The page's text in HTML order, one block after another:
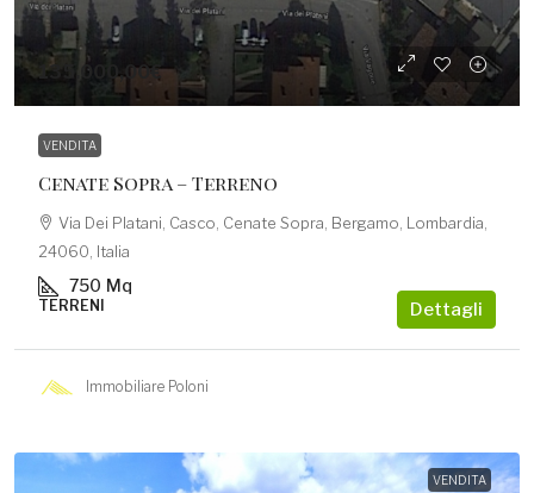
135.000,00€
VENDITA
Cenate Sopra – Terreno
Via Dei Platani, Casco, Cenate Sopra, Bergamo, Lombardia,
24060, Italia
750 Mq
TERRENI Dettagli
Immobiliare Poloni
VENDITA